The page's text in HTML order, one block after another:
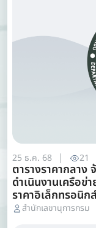
25 ธ.ค. 68 21
ตารางราคากลาง
ดำเนินงานเครือข่
ราคาอิเล็กทรอนิ
สำนักเลขานุการกรม